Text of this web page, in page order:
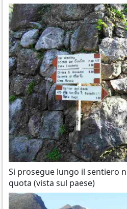
Si prosegue lungo il sentiero
quota (vista sul paese)